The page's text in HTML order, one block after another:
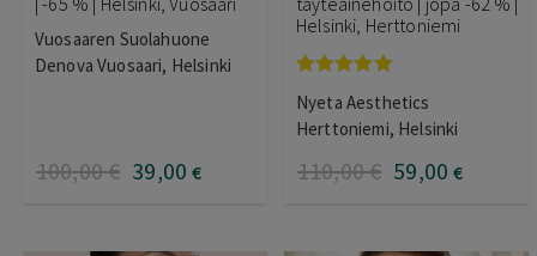
Vuosaaren Suolahuone
Denova Vuosaari, Helsinki
100,00€ 39,00 €
Helsinki, Herttoniemi
tuotteesta:
5.00 / 5
Nyeta Aesthetics
Herttoniemi, Helsinki
110,00€ 59,00 €